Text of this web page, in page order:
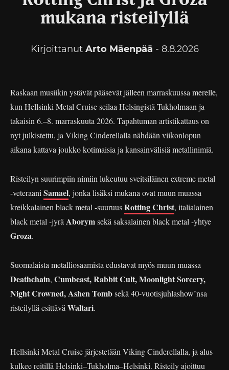
mukana risteilyllä
Kirjoittanut Arto Mäenpää - 8.8.2026
Raskaan musiikin ystävät pääsevät jälleen marraskuussa merelle,
kun Hellsinki Metal Cruise seilaa Helsingistä Tukholmaan ja
takaisin 6.–8. marraskuuta 2026. Tapahtuman artistikattaus on
nyt julkistettu, ja Viking Cinderellalla nähdään viikonlopun
aikana kattava joukko kotimaisia ja kansainvälisiä metallinimiä.
Risteilyn suurimpiin nimiin lukeutuu sveitsiläinen extreme metal
-veteraani Samael, jonka lisäksi mukana ovat muun muassa
kreikkalainen black metal -suuruusRotting Christ, italialainen
black metal -jyrä Aborymsekä saksalainen black metal -yhtye
Groza.
Suomalaista metalliosaamista edustavat myös muun muassa
Deathchain, Cumbeast, Rabbit Cult, Moonlight Sorcery,
Night Crowned, Ashen Tombsekä 40-vuotisjuhlashow’nsa
risteilyllä esittävä Waltari.
Hellsinki Metal Cruise järjestetään Viking Cinderellalla, ja alus
kulkee reitillä Helsinki–Tukholma–Helsinki. Risteily ajoittuu